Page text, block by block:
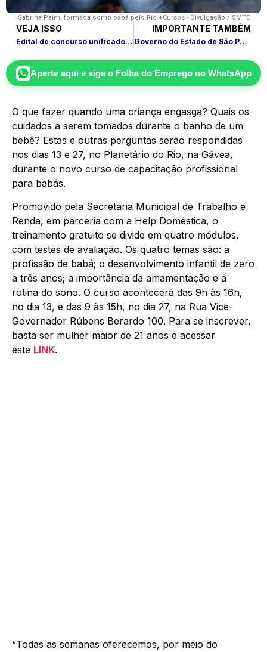
Sabrina Paim, formada como babá pelo Rio +Cursos - Divulgação / SMTE
VEJA ISSO
Edital de concurso unificado terá vagas para o Ministério da Saúde
IMPORTANTE TAMBÉM
Governo do Estado de São Paulo abre concurso com salários de até R$ 8 mil
Aperte aqui e siga o Folha do Empregono WhatsApp
O que fazer quando uma criança engasga? Quais os
cuidados a serem tomados durante o banho de um
bebê? Estas e outras perguntas serão respondidas
nos dias 13 e 27, no Planetário do Rio, na Gávea,
durante o novo curso de capacitação profissional
para babás.
Promovido pela Secretaria Municipal de Trabalho e
Renda, em parceria com a Help Doméstica, o
treinamento gratuito se divide em quatro módulos,
com testes de avaliação. Os quatro temas são: a
profissão de babá; o desenvolvimento infantil de zero
a três anos; a importância da amamentação e a
rotina do sono. O curso acontecerá das 9h às 16h,
no dia 13, e das 9 às 15h, no dia 27, na Rua Vice-
Governador Rúbens Berardo 100. Para se inscrever,
basta ser mulher maior de 21 anos e acessar
este LINK.
“Todas as semanas oferecemos, por meio do